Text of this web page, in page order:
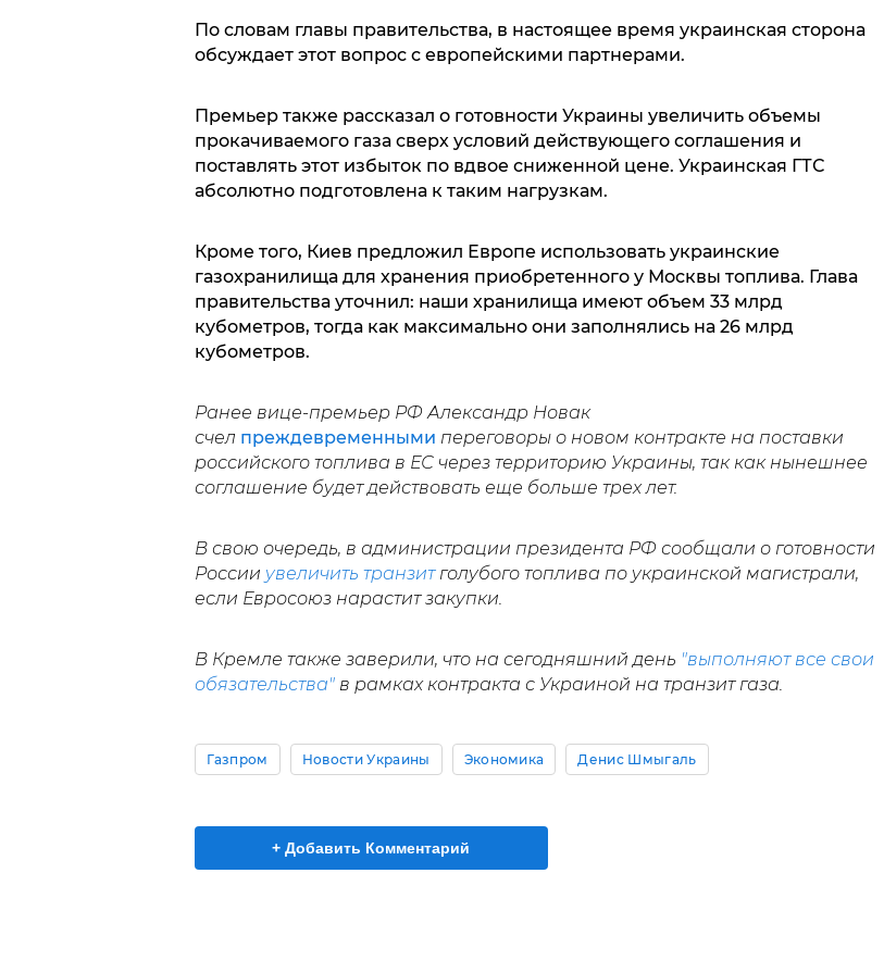
По словам главы правительства, в настоящее время украинская сторона
обсуждает этот вопрос с европейскими партнерами.
Премьер также рассказал о готовности Украины увеличить объемы
прокачиваемого газа сверх условий действующего соглашения и
поставлять этот избыток по вдвое сниженной цене. Украинская ГТС
абсолютно подготовлена к таким нагрузкам.
Кроме того, Киев предложил Европе использовать украинские
газохранилища для хранения приобретенного у Москвы топлива. Глава
правительства уточнил: наши хранилища имеют объем 33 млрд
кубометров, тогда как максимально они заполнялись на 26 млрд
кубометров.
Ранее вице-премьер РФ Александр Новак
счел преждевременными переговоры о новом контракте на поставки
российского топлива в ЕС через территорию Украины, так как нынешнее
соглашение будет действовать еще больше трех лет.
В свою очередь, в администрации президента РФ сообщали о готовности
России увеличить транзитголубого топлива по украинской магистрали,
если Евросоюз нарастит закупки.
В Кремле также заверили, что на сегодняшний день "выполняют все свои
обязательства"в рамках контракта с Украиной на транзит газа.
Газпром Новости Украины Экономика Денис Шмыгаль
+ Добавить Комментарий